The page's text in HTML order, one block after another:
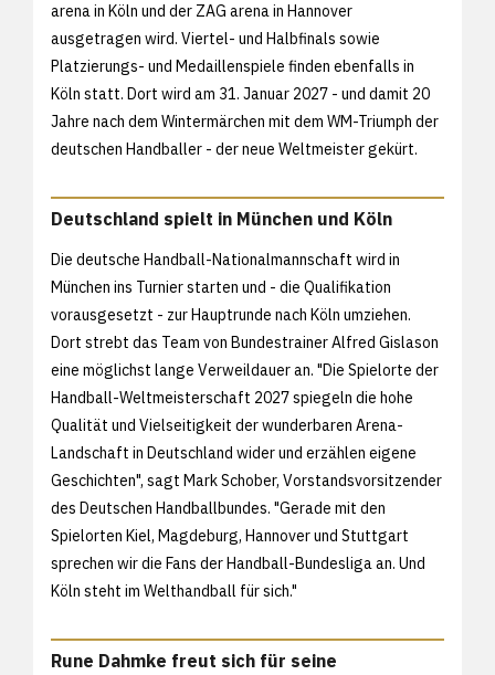
arena in Köln und der ZAG arena in Hannover
ausgetragen wird. Viertel- und Halbfinals sowie
Platzierungs- und Medaillenspiele finden ebenfalls in
Köln statt. Dort wird am 31. Januar 2027 - und damit 20
Jahre nach dem Wintermärchen mit dem WM-Triumph der
deutschen Handballer - der neue Weltmeister gekürt.
Deutschland spielt in München und Köln
Die deutsche Handball-Nationalmannschaft wird in
München ins Turnier starten und - die Qualifikation
vorausgesetzt - zur Hauptrunde nach Köln umziehen.
Dort strebt das Team von Bundestrainer Alfred Gislason
eine möglichst lange Verweildauer an. "Die Spielorte der
Handball-Weltmeisterschaft 2027 spiegeln die hohe
Qualität und Vielseitigkeit der wunderbaren Arena-
Landschaft in Deutschland wider und erzählen eigene
Geschichten", sagt Mark Schober, Vorstandsvorsitzender
des Deutschen Handballbundes. "Gerade mit den
Spielorten Kiel, Magdeburg, Hannover und Stuttgart
sprechen wir die Fans der Handball-Bundesliga an. Und
Köln steht im Welthandball für sich."
Rune Dahmke freut sich für seine